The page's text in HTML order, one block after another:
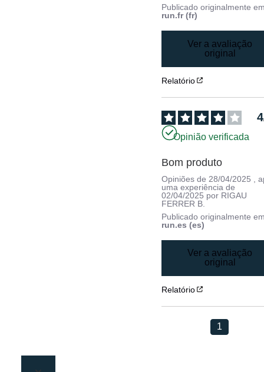
Publicado originalmente
run.fr (fr)
Ver a avaliação
original
Relatório
4
Opinião verificada
Bom produto
Opiniões de 28/04/2025
,
uma experiência de
02/04/2025 por RIGAU
FERRER B.
Publicado originalmente
run.es (es)
Ver a avaliação
original
Relatório
1